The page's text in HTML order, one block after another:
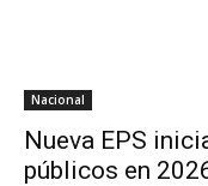
Nacional
Nueva EPS
públicos en